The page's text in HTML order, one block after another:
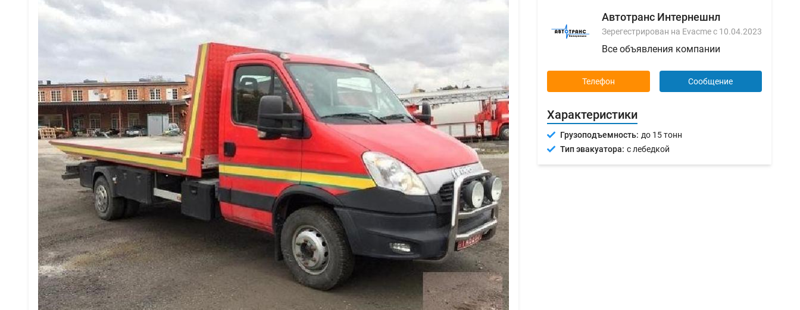
Автотранс Интернешнл
Зерегестрирован на Evacme с 10.04.2023
Все объявления компании
Телефон Сообщение
Характеристики
Грузоподъемность: до 15 тонн
Тип эвакуатора: с лебедкой